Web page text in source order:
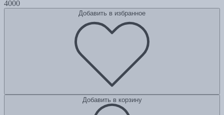
4000
Добавить в избранное
Добавить в корзину